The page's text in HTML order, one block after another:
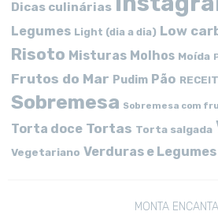
Dicas culinárias
Legumes Light (dia a dia) Low
Risoto Misturas Molhos Moída
Frutos do Mar Pudim Pão
Sobremesa Sobremesa com
Torta doce Tortas Torta salgada
Vegetariano Verduras e Legumes
MONTA ENCANTA